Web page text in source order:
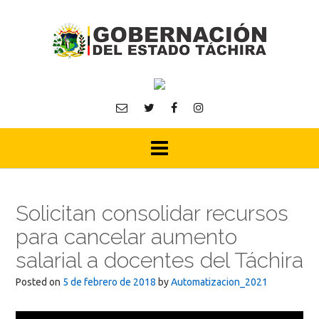
Solicitan consolidar recursos
para cancelar aumento
salarial a docentes del Táchira
Posted on 5 de febrero de 2018 byAutomatizacion_2021